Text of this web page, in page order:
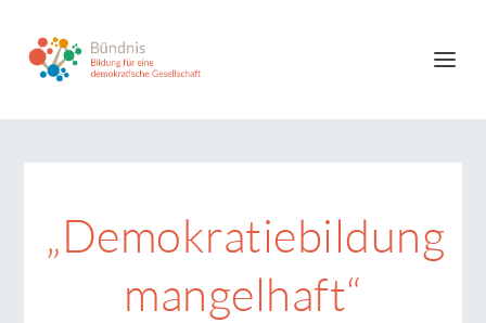
„Demokratiebildung
mangelhaft“